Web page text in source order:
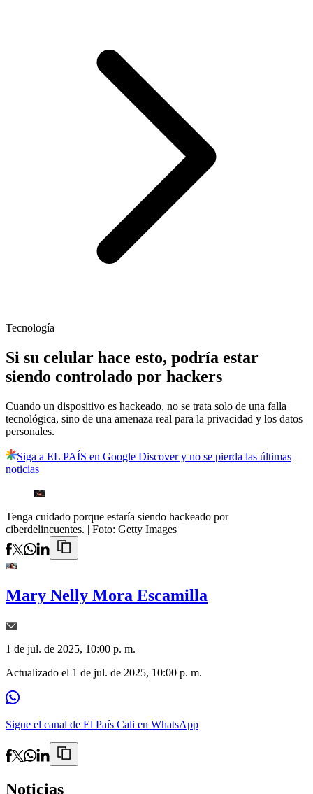
Tecnología
Si su celular hace esto, podría estar
siendo controlado por hackers
Cuando un dispositivo es hackeado, no se trata solo de una falla
tecnológica, sino de una amenaza real para la privacidad y los datos
personales.
Siga a EL PAÍS en Google Discover y no se pierda las últimas
noticias
Tenga cuidado porque estaría siendo hackeado por
ciberdelincuentes. | Foto: Getty Images
Mary Nelly Mora Escamilla
1 de jul. de 2025, 10:00 p. m.
Actualizado el 1 de jul. de 2025, 10:00 p. m.
Sigue el canal de El País Cali en WhatsApp
Noticias